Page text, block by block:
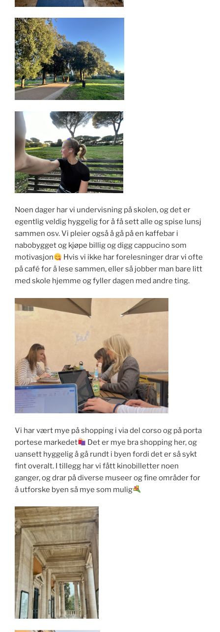
Noen dager har vi undervisning på skolen, og det er
egentlig veldig hyggelig for å få sett alle og spise lunsj
sammen osv. Vi pleier også å gå på en kaffebar i
nabobygget og kjøpe billig og digg cappucino som
motivasjon
Hvis vi ikke har forelesninger drar vi ofte
på café for å lese sammen, eller så jobber man bare litt
med skole hjemme og fyller dagen med andre ting.
Vi har vært mye på shopping i via del corso og på porta
portese markedet
Det er mye bra shopping her, og
uansett hyggelig å gå rundt i byen fordi det er så sykt
fint overalt. I tillegg har vi fått kinobilletter noen
ganger, og drar på diverse museer og fine områder for
å utforske byen så mye som mulig